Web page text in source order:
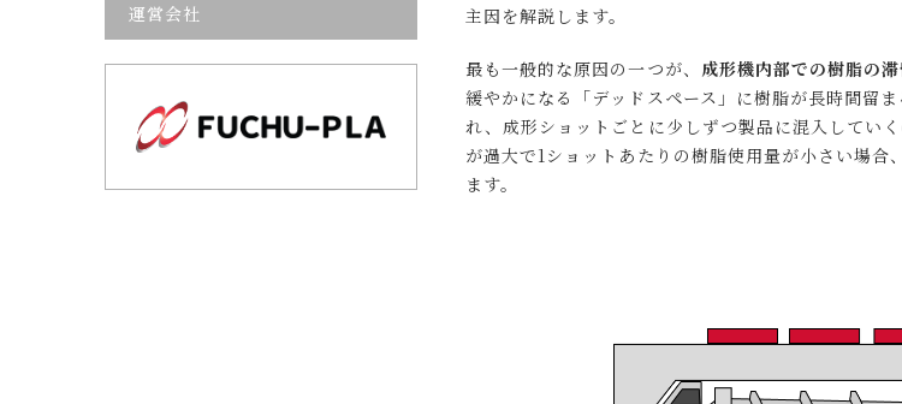
運営会社
主因を解説します。
最も一般的な原因の一つが、 成形機内部での樹脂の
緩やかになる「デッドスペース」に樹脂が長時間留
れ、成形ショットごとに少しずつ製品に混入してい
が過大で1ショットあたりの樹脂使用量が小さい場
ます。